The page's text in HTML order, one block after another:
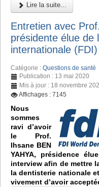
Lire la suite...
Entretien avec
présidente élue de
internationale (FDI)
Catégorie : Questions de santé
Publication : 13 mai 2020
Mis à jour : 18 novembre
Affichages : 7145
Nous
sommes
ravi d’avoir
le Prof.
Ihsane BEN
YAHYA, présidence
interview afin de mettre
la dentisterie nationale
vivement d’avoir